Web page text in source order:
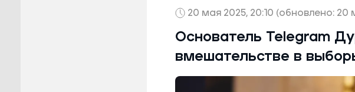
Муравленко
Новый Уренгой
20 мая 2025, 20:10 (обновлено: 20
Основатель Telegram
вмешательстве в